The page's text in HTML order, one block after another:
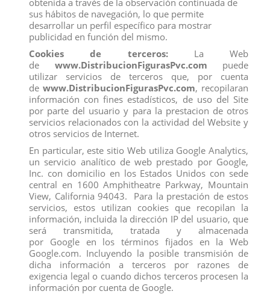
10108 TORO BRAVO JABONERO
EMBISTIENDO DeQUBE
View
10009 TORO APAREJADO
TROTANDO DeQUBE
View
10008 TORO BRAVO JABONERO
TROTANDO DeQUBE
obtenida a través de la observación continuada de
sus hábitos de navegación, lo que permite
desarrollar un perfil específico para mostrar
publicidad en función del mismo.
Cookies de terceros:La Web
de www.DistribucionFigurasPvc.com puede
utilizar servicios de terceros que, por cuenta
de www.DistribucionFigurasPvc.com, recopilaran
información con fines estadísticos, de uso del Site
por parte del usuario y para la prestacion de otros
servicios relacionados con la actividad del Website y
otros servicios de Internet.
En particular, este sitio Web utiliza Google Analytics,
un servicio analítico de web prestado por Google,
Inc. con domicilio en los Estados Unidos con sede
central en 1600 Amphitheatre Parkway, Mountain
View, California 94043. Para la prestación de estos
servicios, estos utilizan cookies que recopilan la
información, incluida la dirección IP del usuario, que
será transmitida, tratada y almacenada
por Google en los términos fijados en la Web
Google.com. Incluyendo la posible transmisión de
dicha información a terceros por razones de
exigencia legal o cuando dichos terceros procesen la
información por cuenta de Google.